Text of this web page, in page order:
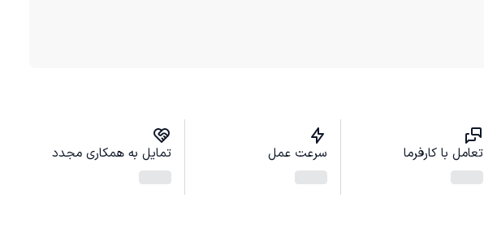
تعامل با کارفرما سرعت عمل تمایل به همکاری مجدد